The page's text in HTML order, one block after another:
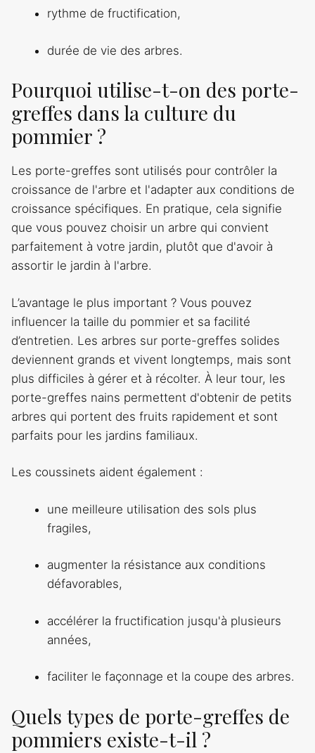
rythme de fructification,
durée de vie des arbres.
Pourquoi utilise-t-on des porte-
greffes dans la culture du
pommier ?
Les porte-greffes sont utilisés pour contrôler la
croissance de l'arbre et l'adapter aux conditions de
croissance spécifiques. En pratique, cela signifie
que vous pouvez choisir un arbre qui convient
parfaitement à votre jardin, plutôt que d'avoir à
assortir le jardin à l'arbre.
L’avantage le plus important ? Vous pouvez
influencer la taille du pommier et sa facilité
d’entretien. Les arbres sur porte-greffes solides
deviennent grands et vivent longtemps, mais sont
plus difficiles à gérer et à récolter. À leur tour, les
porte-greffes nains permettent d'obtenir de petits
arbres qui portent des fruits rapidement et sont
parfaits pour les jardins familiaux.
Les coussinets aident également :
une meilleure utilisation des sols plus
fragiles,
augmenter la résistance aux conditions
défavorables,
accélérer la fructification jusqu'à plusieurs
années,
faciliter le façonnage et la coupe des arbres.
Quels types de porte-greffes de
pommiers existe-t-il ?